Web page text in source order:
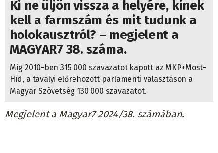
Ki ne üljön vissza a helyére, kinek
kell a farmszám és mit tudunk a
holokausztról? – megjelent a
MAGYAR7 38. száma.
Míg 2010-ben 315 000 szavazatot kapott az MKP+Most–
Híd, a tavalyi előrehozott parlamenti választáson a
Magyar Szövetség 130 000 szavazatot.
Megjelent a Magyar7 2024/38. számában.